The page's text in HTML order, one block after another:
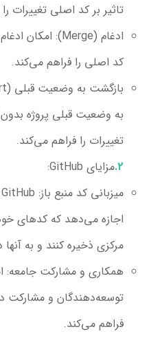
تاثیر بر کد اصلی تغییرات
ادغام (Merge):
امکان
کد اصلی را فراهم می‌کند.
بازگشت به وضعیت قبلی (Revert):
به وضعیت قبلی پروژه
تغییرات را فراهم می‌کند.
مزایای GitHub:
میزبانی کد منبع باز:
اجازه می‌دهد که کدهای
مرکزی ذخیره کنند و به
همکاری و مشارکت جامعه:
توسعه‌دهندگان و مشارکت
فراهم می‌کند.